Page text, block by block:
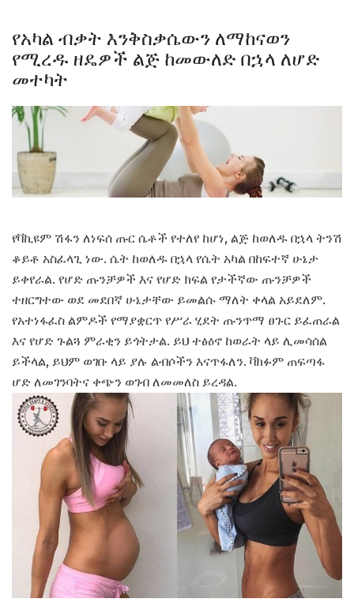
የአካል ብቃት እንቅስቃሴውን ለማከናወን
የሚረዱ ዘዴዎች ልጅ ከመውለድ በኋላ ለሆድ
መተካት
የቫኪዩም ሽፋን ለነፍሰ ጡር ሴቶች የተለየ ከሆነ, ልጅ ከወለዱ በኋላ ትንሽ
ቆይቶ አስፈላጊ ነው. ሴት ከወለዱ በኋላ የሴት አካል በከፍተኛ ሁኔታ
ይቀየራል. የሆድ ጡንቻዎች እና የሆድ ክፍል የታችኛው ጡንቻዎች
ተዘርግተው ወደ መደበኛ ሁኔታቸው ይመልሱ ማለት ቀላል አይደለም.
የአተነፋፈስ ልምዶች የማያቋርጥ የሥራ ሂደት ጡንጥማ ፀጉር ይፈጠራል
እና የሆድ ጉልጓ ምራቂን ይጎትታል. ይህ ተፅዕኖ ከወራት ላይ ሊመሳሰል
ይችላል, ይህም ወገቡ ላይ ያሉ ልብሶችን እናጥፋለን. ቫክፉም ጠፍጣፋ
ሆድ ለመገንባትና ቀጭን ወገብ ለመመለስ ይረዳል.